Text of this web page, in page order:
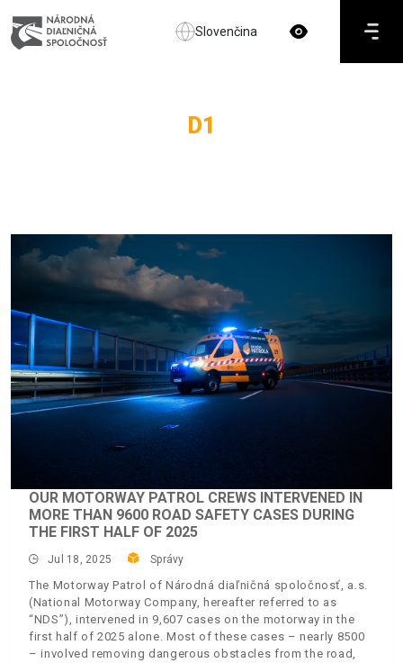
Slovenčina
D1
OUR MOTORWAY PATROL CREWS INTERVENED IN
MORE THAN 9600 ROAD SAFETY CASES DURING
THE FIRST HALF OF 2025
Jul 18, 2025 Správy
The Motorway Patrol of Národná diaľničná spoločnosť, a.s.
(National Motorway Company, hereafter referred to as
“NDS”), intervened in 9,607 cases on the motorway in the
first half of 2025 alone. Most of these cases – nearly 8500
– involved removing dangerous obstacles from the road,